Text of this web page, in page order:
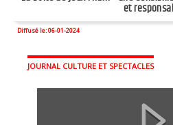
et
Diffusé le: 06-01-2024
JOURNAL CULTURE ET SPECTACLES